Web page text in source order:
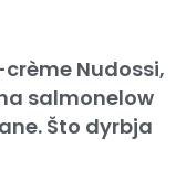
Nudossi,
salmonelow
Što dyrbja